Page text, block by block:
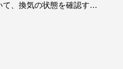
、換気の状態を確認する
定器（C